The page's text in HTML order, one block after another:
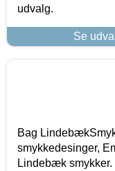
udvalg.
Se
Bag
smykkedesinger,
Lindebæk smykker.